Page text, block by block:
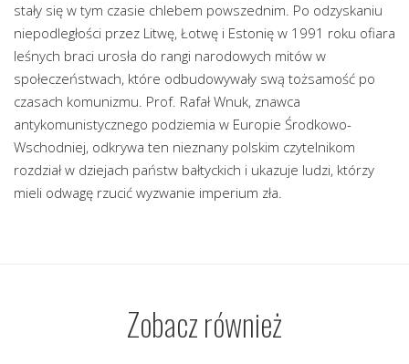
stały się w tym czasie chlebem powszednim. Po odzyskaniu
niepodległości przez Litwę, Łotwę i Estonię w 1991 roku ofiara
leśnych braci urosła do rangi narodowych mitów w
społeczeństwach, które odbudowywały swą tożsamość po
czasach komunizmu. Prof. Rafał Wnuk, znawca
antykomunistycznego podziemia w Europie Środkowo-
Wschodniej, odkrywa ten nieznany polskim czytelnikom
rozdział w dziejach państw bałtyckich i ukazuje ludzi, którzy
mieli odwagę rzucić wyzwanie imperium zła.
Zobacz również